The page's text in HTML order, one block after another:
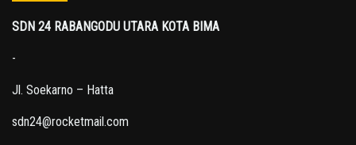
SDN 24 RABANGODU UTARA KOTA BIMA
-
Jl. Soekarno – Hatta
sdn24@rocketmail.com